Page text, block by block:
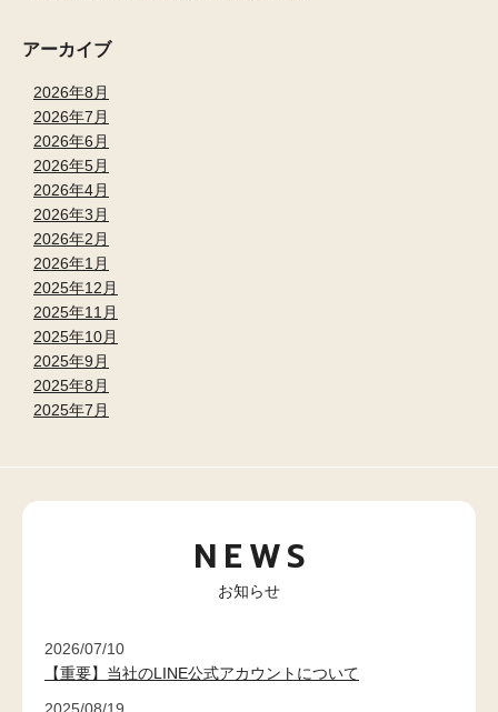
アーカイブ
2026年8月
2026年7月
2026年6月
2026年5月
2026年4月
2026年3月
2026年2月
2026年1月
2025年12月
2025年11月
2025年10月
2025年9月
2025年8月
2025年7月
NEWS
お知らせ
2026/07/10
【重要】当社のLINE公式アカウントについて